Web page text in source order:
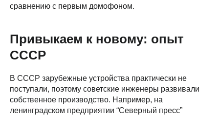
сравнению с первым домофоном.
Привыкаем к новому: опыт
СССР
В СССР зарубежные устройства практически не
поступали, поэтому советские инженеры развивали
собственное производство. Например, на
ленинградском предприятии “Северный пресс”